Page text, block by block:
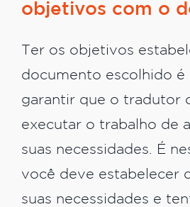
objetivos com o
Ter os objetivos
documento escolhido é
garantir que o tradutor
executar o trabalho de
suas necessidades. É
você deve estabelecer
suas necessidades e